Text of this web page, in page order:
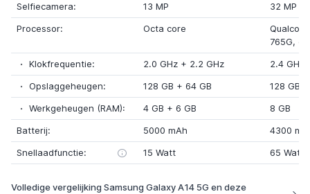
Selfiecamera:
13 MP
32 MP
Processor:
Octa core
765G,
Klokfrequentie:
2.0 GHz + 2.2 GHz
2.4 GHz
Opslaggeheugen:
128 GB + 64 GB
128 GB
Werkgeheugen (RAM):
4 GB + 6 GB
8 GB
Batterij:
5000 mAh
4300
Snellaadfunctie:
15 Watt 65 Watt
Volledige vergelijking Samsung Galaxy A14 5G en deze